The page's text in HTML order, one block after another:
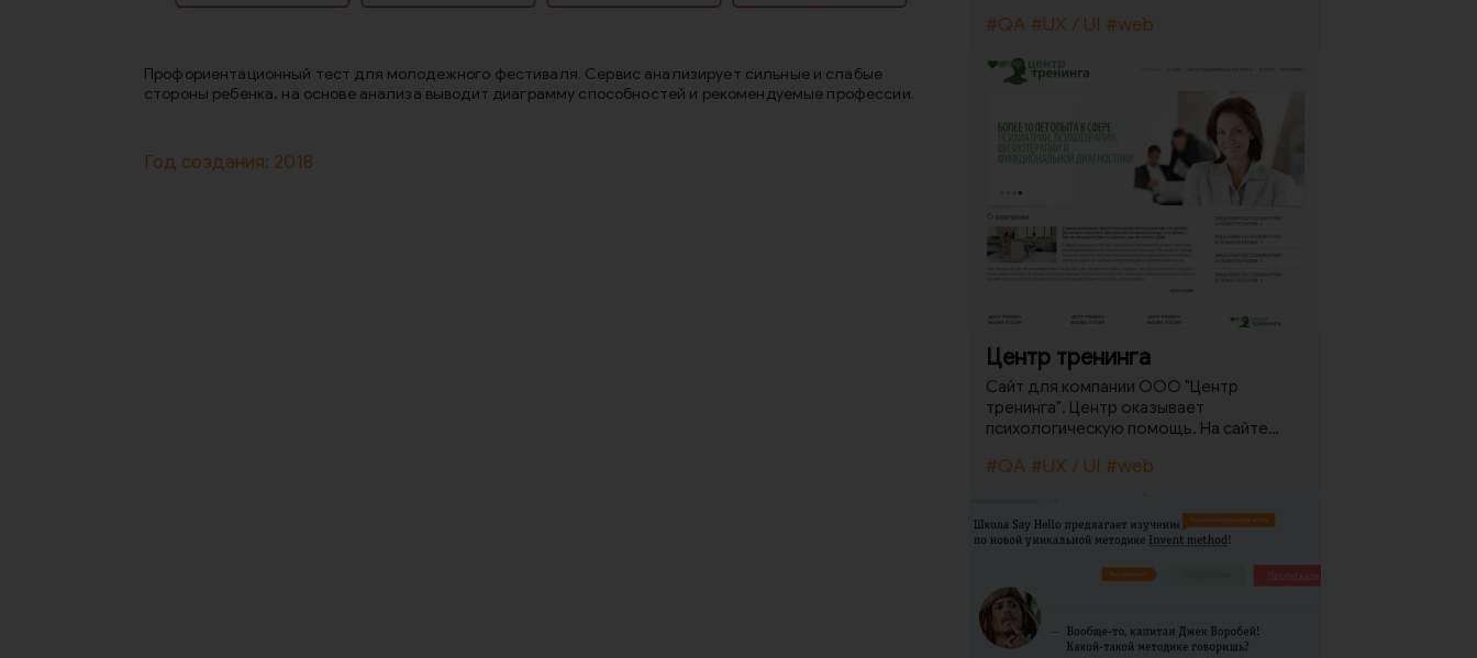
Профориентационный тест для молодежного фестиваля. Сервис анализирует сильные и слабые
стороны ребенка, на основе анализа выводит диаграмму способностей и рекомендуемые профессии.
Год создания: 2018
никель».
#QA #UX / UI #web
Центр тренинга
Сайт для компании ООО "Центр
тренинга". Центр оказывает
психологическую помощь. На сайте
центре, так же имеется возможность
получить первичную консультацию.
#QA #UX / UI #web